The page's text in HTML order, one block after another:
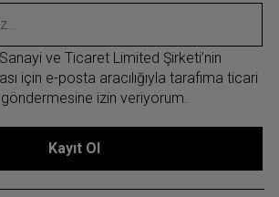
ve Ticaret Limited Şirketi’nin
için e-posta aracılığıyla tarafıma ticari
izin veriyorum.
Kayıt Ol